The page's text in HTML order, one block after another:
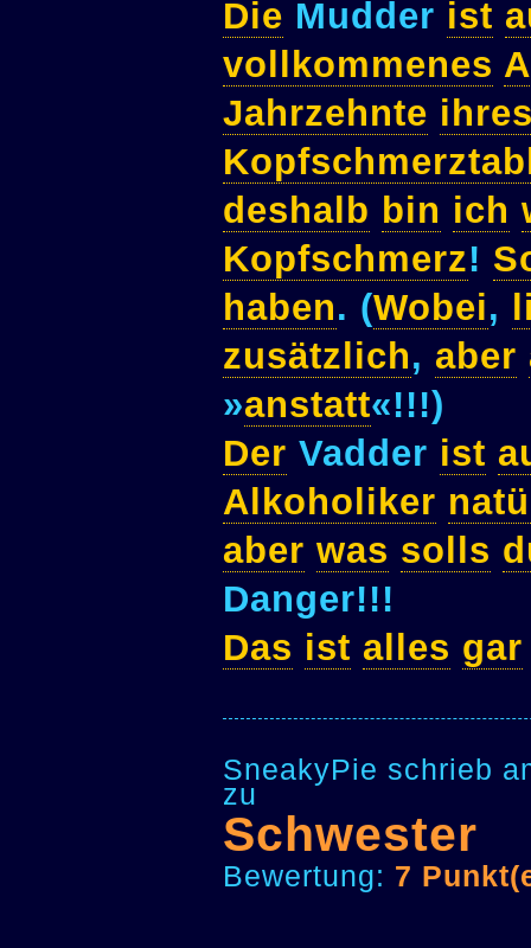
Die Mudder ist
vollkommenes
Jahrzehnte
deshalb bin ich
Kopfschmerz!
haben. (Wobei,
zusätzlich, aber
»anstatt«!!!)
Der Vadder ist
Alkoholiker
aber was solls
Danger!!!
Das ist alles gar
SneakyPie schrieb
zu
Schwester
Bewertung: 7